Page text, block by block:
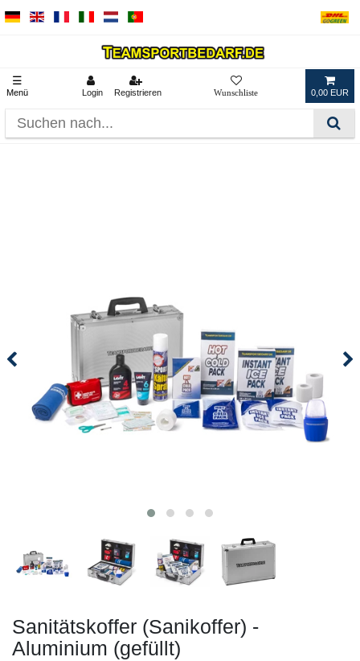
☰
Menü Login Registrieren 0,00 EUR
Sanitätskoffer (Sanikoffer) -
Aluminium (gefüllt)